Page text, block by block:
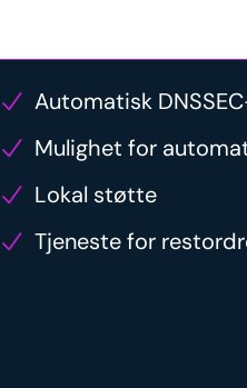
Automatisk
Mulighet for
Lokal støtte
Tjeneste for